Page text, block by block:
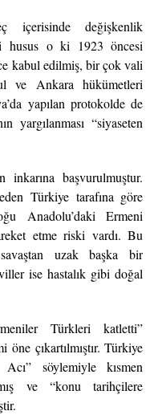
içerisinde değişkenlik
husus o ki 1923 öncesi
kabul edilmiş, bir çok vali
ve Ankara hükümetleri
yapılan protokolde de
yargılanması “siyaseten
inkarına başvurulmuştur.
Türkiye tarafına göre
Anadolu’daki Ermeni
etme riski vardı. Bu
uzak başka bir
ise hastalık gibi doğal
Türkleri katletti”
çıkartılmıştır. Türkiye
söylemiyle kısmen
ve “konu tarihçilere